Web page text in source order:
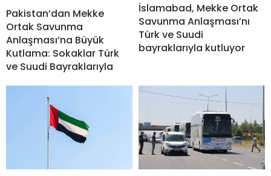
Pakistan’dan Mekke
Ortak Savunma
Anlaşması’na Büyük
Kutlama: Sokaklar Türk
ve Suudi Bayraklarıyla
İslamabad, Mekke Ortak
Savunma Anlaşması’nı
Türk ve Suudi
bayraklarıyla kutluyor